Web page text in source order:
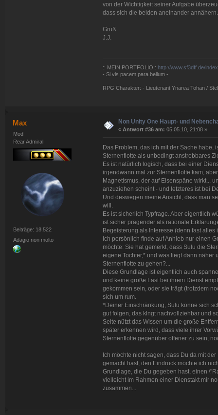
von der Wichtigkeit seiner Aufgabe
dass sich die beiden aneinander annähern.
Gruß
J.J.
:: MEIN PORTFOLIO:: http://www.sf3dff.de/
- Si vis pacem para bellum -
RPG Charakter: - Lieutenant Ynarea Tohan /
Max
Mod
Rear Admiral
Beiträge: 18.522
Adagio non molto
Non Unity One Haupt- und
« Antwort #36 am: 05.05.10, 21:08 »
Das Problem, das ich mit der Sache habe,
Sternenflotte als unbedingt anstrebbares
Es ist natürlich logisch, dass bei einer
irgendwann mal zur Sternenflotte kam,
Magnetismus, der auf Eisenspäne wirkt...
anzuziehen scheint - und letzteres ist bei
Und deswegen meine Ansicht, dass man
will.
Es ist sicherlich Typfrage. Aber eigentlich
ist sicher prägender als rationale
Begeisterung als Interesse (denn fast alles
Ich persönlich finde auf Anhieb nur einen
möchte: Sie hat gemerkt, dass Sulu die
eigene Tochter,* und was liegt dann näher
Sternenflotte zu gehen?...
Diese Grundlage ist eigentlich auch
und keine große Last bei ihrem Dienst
gekommen sein, oder sie trägt (trotzdem
sich um rum.
*Deiner Einschränkung, Sulu könne sich
gut folgen, das klngt nachvollziehbar und
Seite nützt das Wissen um die große
später erkennen wird, dass viele ihrer
Sternenflotte gegenüber offener zu sein,
Ich möchte nicht sagen, dass Du da mit
gemacht hast, den Eindruck möchte ich
Grundlage, die Du gegeben hast, einen
vielleicht im Rahmen einer Dienstakt mir
zusammen...